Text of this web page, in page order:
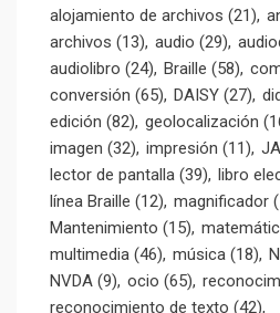
alojamiento de archivos (21)
archivos (13) audio (29)
audiolibro (24) Braille (58)
conversión (65) DAISY (27)
edición (82) geolocalización
imagen (32) impresión (11)
lector de pantalla (39) libro
línea Braille (12) magnificador
Mantenimiento (15)
multimedia (46) música (18)
NVDA (9) ocio (65)
reconocimiento de texto (42)